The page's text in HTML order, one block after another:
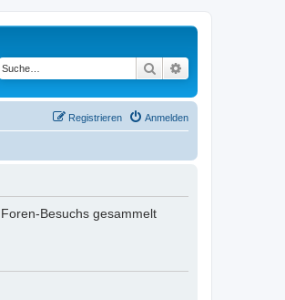
Suche
Anmelden
Registrieren
Besuchs gesammelt